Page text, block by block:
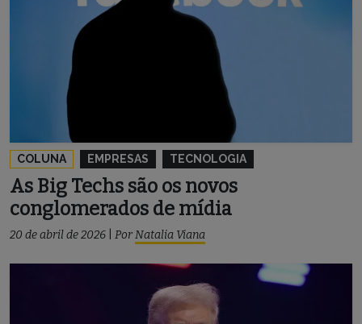
COLUNA EMPRESAS TECNOLOGIA
As Big Techs são os novos
conglomerados de mídia
20 de abril de 2026 PorNatalia Viana